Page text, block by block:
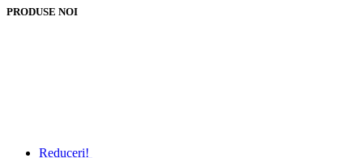
PRODUSE NOI
Reduceri!